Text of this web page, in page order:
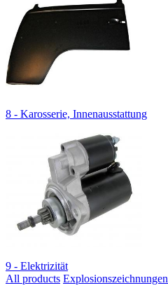
8 - Karosserie, Innenausstattung
9 - Elektrizität
All products Explosionszeichnungen